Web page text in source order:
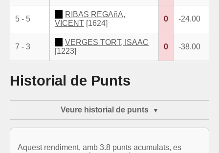
5 - 5
RIBAS REGAñA,
VICENT [1624]
0 -24.00
7 - 3
VERGES TORT, ISAAC
[1223]
0 -38.00
Historial de Punts
Veure historial de punts
Aquest rendiment, amb 3.8 punts acumulats, es